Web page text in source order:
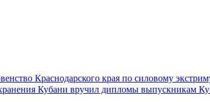
Краснодарского края по силовому
Кубани вручил дипломы выпускникам